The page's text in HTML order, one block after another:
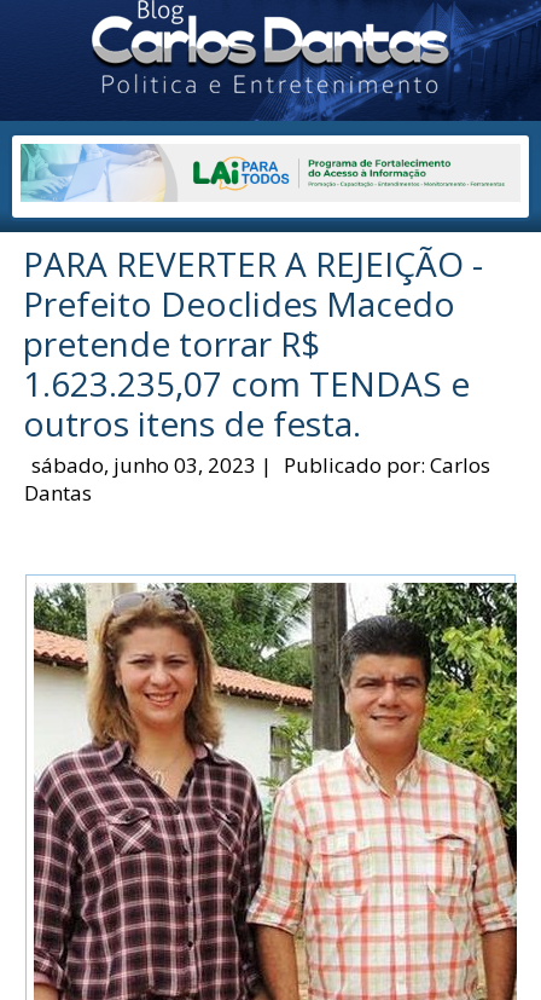
PARA REVERTER A REJEIÇÃO -
Prefeito Deoclides Macedo
pretende torrar R$
1.623.235,07 com TENDAS e
outros itens de festa.
sábado, junho 03, 2023 | Publicado por:Carlos
Dantas